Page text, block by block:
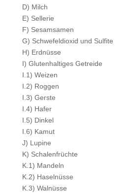
D) Milch
E) Sellerie
F) Sesamsamen
G) Schwefeldioxid und Sulfite
H) Erdnüsse
I) Glutenhaltiges Getreide
I.1) Weizen
I.2) Roggen
I.3) Gerste
I.4) Hafer
I.5) Dinkel
I.6) Kamut
J) Lupine
K) Schalenfrüchte
K.1) Mandeln
K.2) Haselnüsse
K.3) Walnüsse